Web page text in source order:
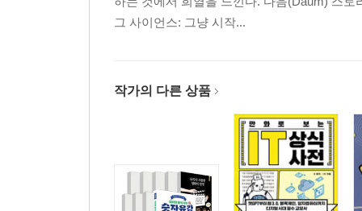
그 사이언스: 그냥 시작...
작가의 다른 상품